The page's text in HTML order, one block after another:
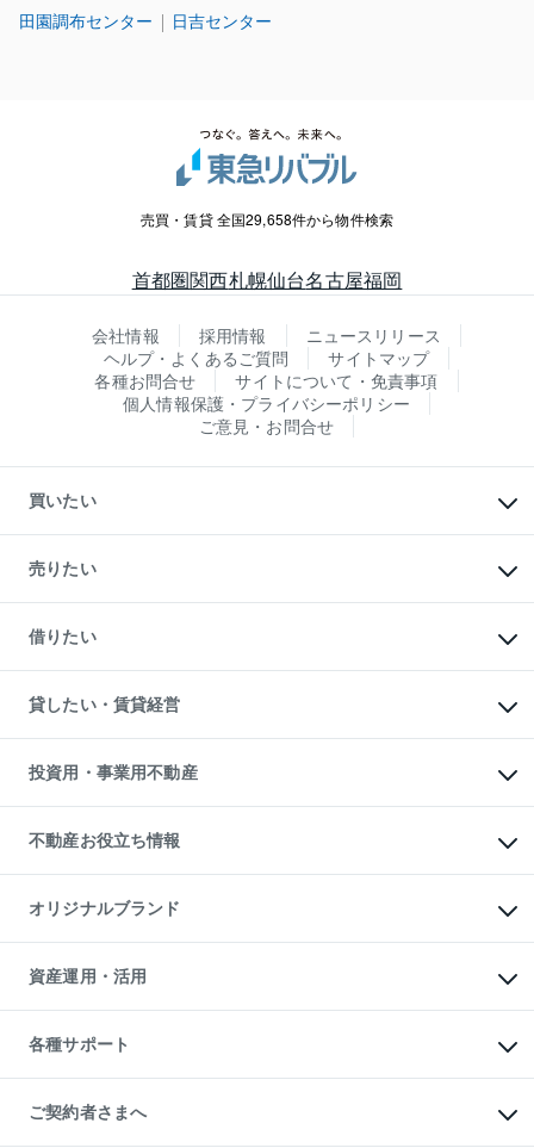
田園調布センター 日吉センター
売買・賃貸 全国29,658件から物件検索
首都圏関西札幌仙台名古屋福岡
会社情報 採用情報
ニュースリリース
ヘルプ・よくあるご質問
サイトマップ
各種お問合せ
サイトについて・免責事項
個人情報保護・プライバシーポリシー
ご意見・お問合せ
買いたい
新築・分譲マンションの購入
中古マンションの購入
一戸建ての購入
中古一戸建ての購入
不動産購入の流れ
注目キーワード物件特集
購入ガイド
English 繁体中文簡体中文
売りたい
一戸建ての売却・査定
土地の売却・査定
スピードAI査定
不動産査定について
不動産売却の流れ
不動産買換えの流れ
売却ガイド
借りたい
オフィス・店舗の賃貸
借りるときの流れ
借りるガイド
貸したい・賃貸経営
マンション賃料データ
賃貸管理プラン
リロケーションについて
貸すガイド
投資用・事業用不動産
事業用不動産
マンション投資
投資用マンション
アパート経営
収益物件
ビル購入（ビル一棟）
投資用不動産の売却査定
事業用不動産の売却査定
不動産お役立ち情報
マンションライブラリー
人気マンションランキング
暮らしに役立つ不動産メディア
不動産相場・不動産価格情報
不動産コラム・ニュース
不動産用語集
不動産なんでもネット相談室
住まいの税金
オリジナルブランド
一棟リノベーションマンション
L`GENTE（ルジェンテ）
区分リノベーションマンション
投資用一棟レジデンスWELL
不動産小口投資
LEGACIA（レガシア）
資産運用・活用
不動産M&A
アセットマネジメント・出資
各種サポート
相続サポート
リフォームサポート
ご契約者さまへ